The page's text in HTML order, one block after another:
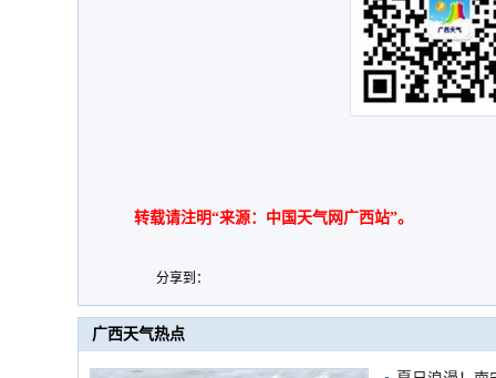
转载请注明“来源：中国天气网广西站”。
分享到：
广西天气热点